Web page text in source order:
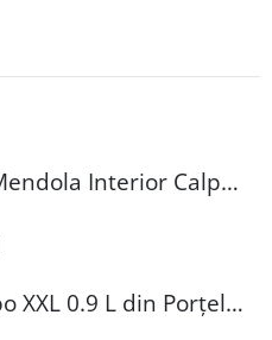
Draperie Mendola Interior Calpe 140x245 cm Poliester Bordo pentru Amenajări Moderne Eleganță și Funcționalitate
Cana Jumbo XXL 0.9 L din Porțelan Multicolor cu Ornament Rural, Compatibilă cu Mașina de Spălat Vase și Cuptor cu Microunde